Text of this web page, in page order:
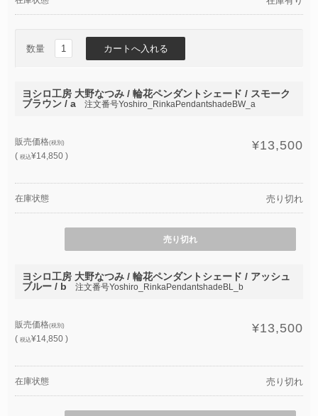
数量
ヨシロ工房 大野なつみ / 輪花ペンダントシェード / スモーク
ブラウン / a
注文番号Yoshiro_RinkaPendantshadeBW_a
販売価格(税別)
(税込¥14,850 )
¥13,500
在庫状態 売り切れ
売り切れ
ヨシロ工房 大野なつみ / 輪花ペンダントシェード / アッシュ
ブルー / b
注文番号Yoshiro_RinkaPendantshadeBL_b
販売価格(税別)
(税込¥14,850 )
¥13,500
在庫状態 売り切れ